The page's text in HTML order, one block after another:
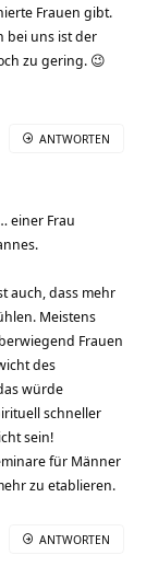
Frauen gibt.
bei uns ist der
zu gering. 😉
einer Frau
auch, dass mehr
Meistens
Frauen
des
würde
schneller
sein!
für Männer
zu etablieren.
ANTWORTEN
ANTWORTEN